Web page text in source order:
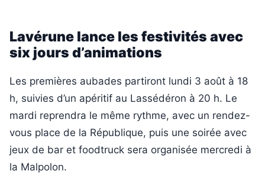
Lavérune lance les festivités avec
six jours d’animations
Les premières aubades partiront lundi 3 août à 18
h, suivies d’un apéritif au Lassédéron à 20 h. Le
mardi reprendra le même rythme, avec un rendez-
vous place de la République, puis une soirée avec
jeux de bar et foodtruck sera organisée mercredi à
la Malpolon.